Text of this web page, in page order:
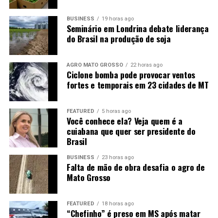
A iniciativa tem potencial direto para atrair fundos e
construtoras estrangeiras, incluindo investidores
europeus e asiáticos, consolidando o Brasil como um dos
principais mercados globais em infraestrutura de
transporte e logística integrada.
BUSINESS 19 horas ago
Seminário em Londrina debate liderança
do Brasil na produção de soja
AGRO MATO GROSSO 22 horas ago
Ciclone bomba pode provocar ventos
fortes e temporais em 23 cidades de MT
FEATURED 5 horas ago
Você conhece ela? Veja quem é a
cuiabana que quer ser presidente do
Brasil
BUSINESS 23 horas ago
Falta de mão de obra desafia o agro de
Mato Grosso
FEATURED 18 horas ago
“Chefinho” é preso em MS após matar